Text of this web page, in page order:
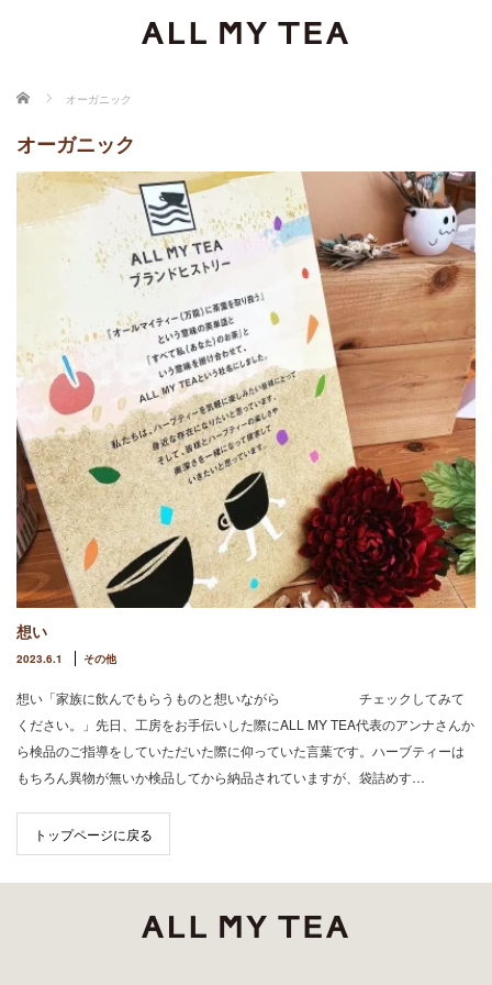
ホーム オーガニック
オーガニック
想い
2023.6.1 その他
想い「家族に飲んでもらうものと想いながら チェックしてみて
ください。」先日、工房をお手伝いした際にALL MY TEA代表のアンナさんか
ら検品のご指導をしていただいた際に仰っていた言葉です。ハーブティーは
もちろん異物が無いか検品してから納品されていますが、袋詰めす…
トップページに戻る